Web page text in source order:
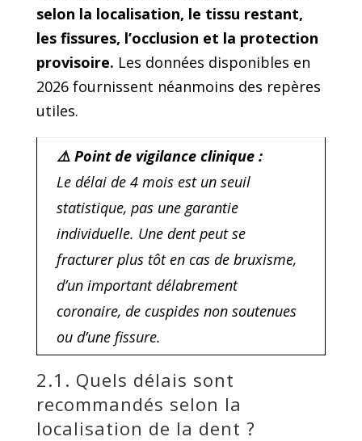
selon la localisation, le tissu restant,
les fissures, l’occlusion et la protection
provisoire. Les données disponibles en
2026 fournissent néanmoins des repères
utiles.
⚠️ Point de vigilance clinique :
Le délai de 4 mois est un seuil
statistique, pas une garantie
individuelle. Une dent peut se
fracturer plus tôt en cas de bruxisme,
d’un important délabrement
coronaire, de cuspides non soutenues
ou d’une fissure.
2.1. Quels délais sont
recommandés selon la
localisation de la dent ?